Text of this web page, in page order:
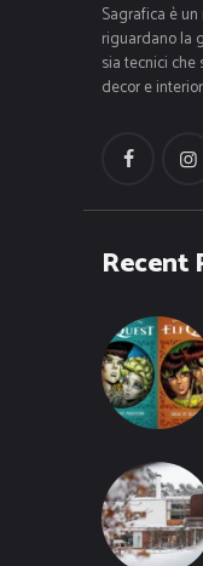
Sagrafica è
riguardano la
sia tecnici che
decor e
Recent